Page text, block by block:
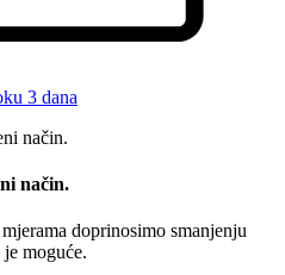
3 dana
način.
doprinosimo smanjenju
moguće.